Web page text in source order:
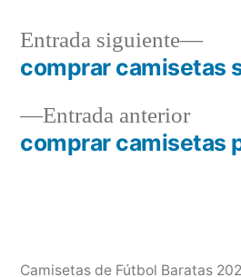
Navegación
de
entradas
Entrada anterior
comprar camisetas
Entrada siguiente
comprar camisetas
Camisetas de Fútbol Baratas